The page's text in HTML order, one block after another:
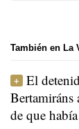
También en La
El
de que